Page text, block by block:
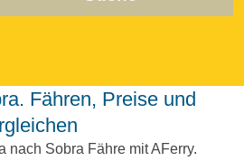
nach Sobra Fähre mit AFerry.